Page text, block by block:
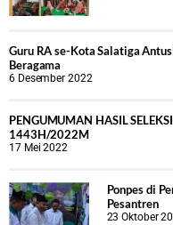
Guru RA se-Kota Salatiga
Beragama
6 Desember 2022
PENGUMUMAN HASIL
1443H/2022M
17 Mei 2022
Ponpes di
Pesantren
23 Oktober